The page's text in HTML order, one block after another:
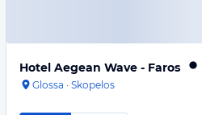
Hotel Aegean Wave - Faros
Glossa · Skopelos